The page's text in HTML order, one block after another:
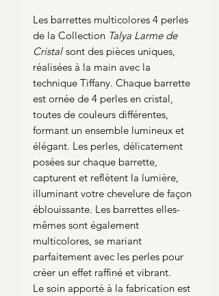
Les barrettes multicolores 4 perles
de la Collection Talya Larme de
Cristal sont des pièces uniques,
réalisées à la main avec la
technique Tiffany. Chaque barrette
est ornée de 4 perles en cristal,
toutes de couleurs différentes,
formant un ensemble lumineux et
élégant. Les perles, délicatement
posées sur chaque barrette,
capturent et reflètent la lumière,
illuminant votre chevelure de façon
éblouissante. Les barrettes elles-
mêmes sont également
multicolores, se mariant
parfaitement avec les perles pour
créer un effet raffiné et vibrant.
Le soin apporté à la fabrication est